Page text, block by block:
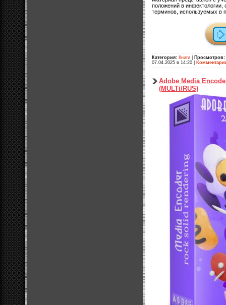
положений в инфектологии,
терминов, используемых в
Категория: Книги Просмотров:
07.04.2025 в 14:20
Adobe Media
(MULTi/RUS)